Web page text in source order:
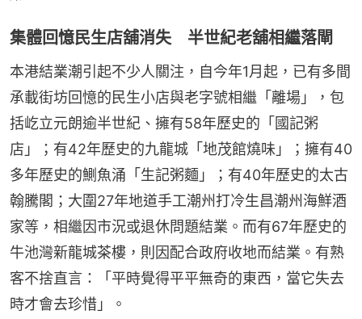
集體回憶民生店舖消失 半世紀老舖相繼落閘
本港結業潮引起不少人關注，自今年1月起，已有多間
承載街坊回憶的民生小店與老字號相繼「離場」，包
括屹立元朗逾半世紀、擁有58年歷史的「國記粥
店」；有42年歷史的九龍城「地茂館燒味」；擁有40
多年歷史的鰂魚涌「生記粥麵」；有40年歷史的太古
翰騰閣；大圍27年地道手工潮州打冷生昌潮州海鮮酒
家等，相繼因市況或退休問題結業。而有67年歷史的
牛池灣新龍城茶樓，則因配合政府收地而結業。有熟
客不捨直言：「平時覺得平平無奇的東西，當它失去
時才會去珍惜」。